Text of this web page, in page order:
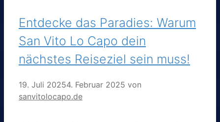
Entdecke das Paradies: Warum
San Vito Lo Capo dein
nächstes Reiseziel sein muss!
19. Juli 20254. Februar 2025 von
sanvitolocapo.de